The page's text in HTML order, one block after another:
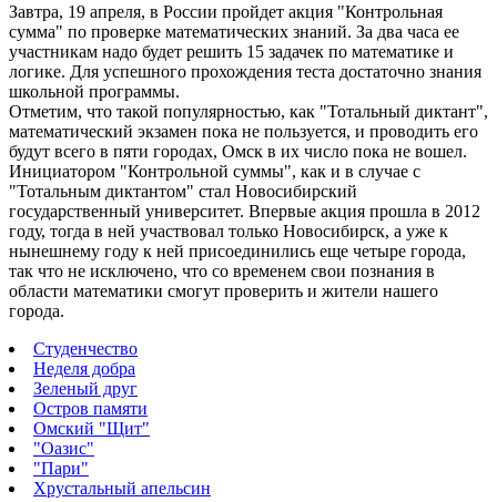
Завтра, 19 апреля, в России пройдет акция "Контрольная
сумма" по проверке математических знаний. За два часа ее
участникам надо будет решить 15 задачек по математике и
логике. Для успешного прохождения теста достаточно знания
школьной программы.
Отметим, что такой популярностью, как "Тотальный диктант",
математический экзамен пока не пользуется, и проводить его
будут всего в пяти городах, Омск в их число пока не вошел.
Инициатором "Контрольной суммы", как и в случае с
"Тотальным диктантом" стал Новосибирский
государственный университет. Впервые акция прошла в 2012
году, тогда в ней участвовал только Новосибирск, а уже к
нынешнему году к ней присоединились еще четыре города,
так что не исключено, что со временем свои познания в
области математики смогут проверить и жители нашего
города.
Студенчество
Неделя добра
Зеленый друг
Остров памяти
Омский "Щит"
"Оазис"
"Пари"
Хрустальный апельсин